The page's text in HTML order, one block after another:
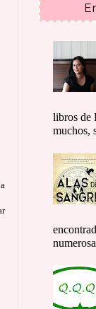
libros de
muchos,